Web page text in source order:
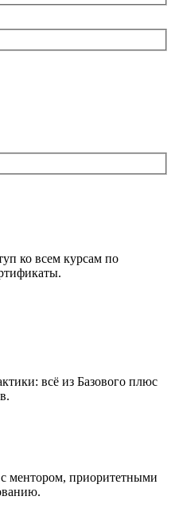
ко всем курсам по
всё из Базового плюс
с ментором, приоритетными